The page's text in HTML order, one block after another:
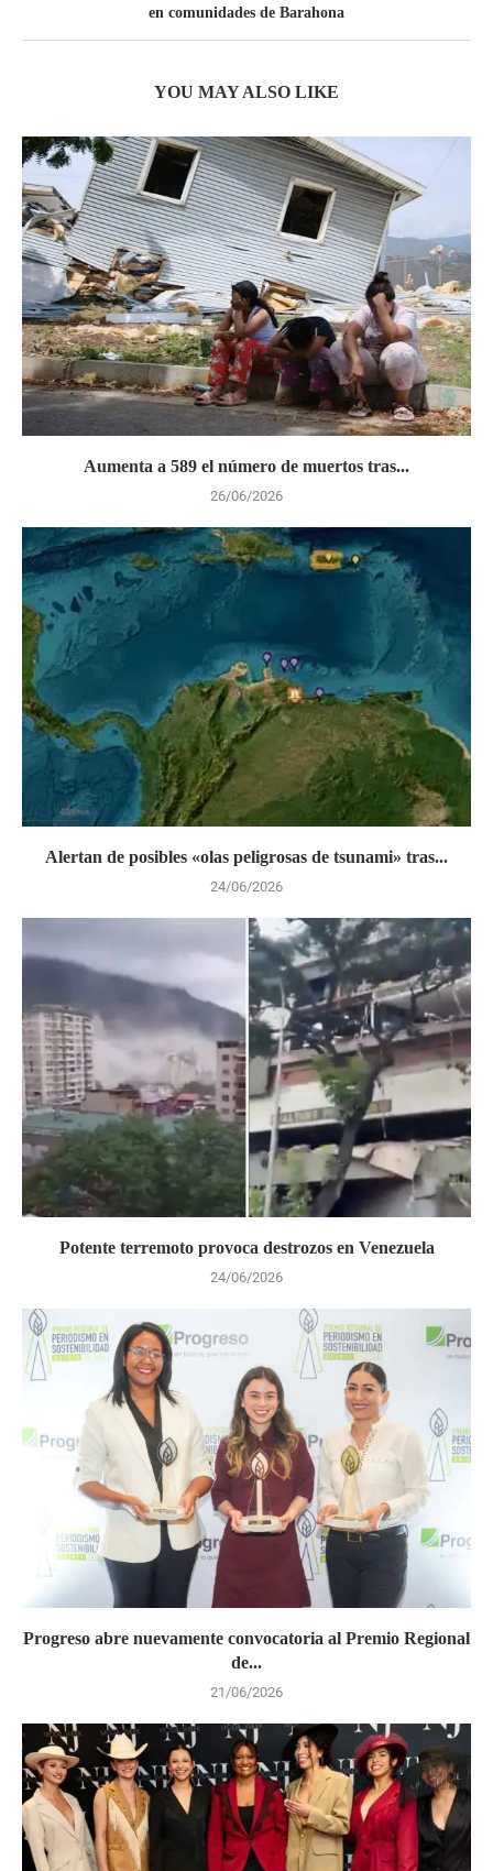
en comunidades de Barahona
YOU MAY ALSO LIKE
Aumenta a 589 el número de muertos tras...
26/06/2026
Alertan de posibles «olas peligrosas de tsunami» tras...
24/06/2026
Potente terremoto provoca destrozos en Venezuela
24/06/2026
Progreso abre nuevamente convocatoria al Premio Regional
de...
21/06/2026